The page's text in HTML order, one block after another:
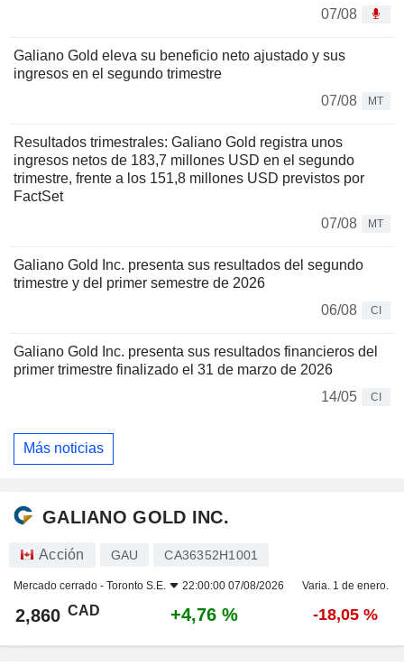
07/08
Galiano Gold eleva su beneficio neto ajustado y sus
ingresos en el segundo trimestre
07/08
MT
Resultados trimestrales: Galiano Gold registra unos
ingresos netos de 183,7 millones USD en el segundo
trimestre, frente a los 151,8 millones USD previstos por
FactSet
07/08
MT
Galiano Gold Inc. presenta sus resultados del segundo
trimestre y del primer semestre de 2026
06/08
CI
Galiano Gold Inc. presenta sus resultados financieros del
primer trimestre finalizado el 31 de marzo de 2026
14/05
CI
Más noticias
GALIANO GOLD INC.
Acción GAU CA36352H1001
Mercado cerrado - Toronto S.E. 22:00:00 07/08/2026 Varia. 1 de enero.
2,860 CAD +4,76 % -18,05 %